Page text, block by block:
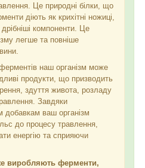
Це природні білки, що
діють як крихітні ножиці,
компоненти. Це
легше та повніше
ферментів наш організм може
продукти, що призводить
здуття живота, розладу
Завдяки
ваш організм
до процесу травлення,
енергію та сприяючи
виробляють ферменти,